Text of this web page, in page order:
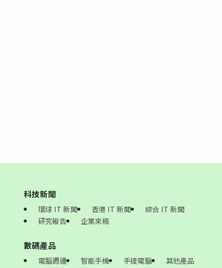
科技新聞
環球 IT 新聞 香港 IT 新聞
綜合 IT 新聞
研究報告
企業來稿
數碼產品
電腦週邊 智能手機 手提電腦 其他產品